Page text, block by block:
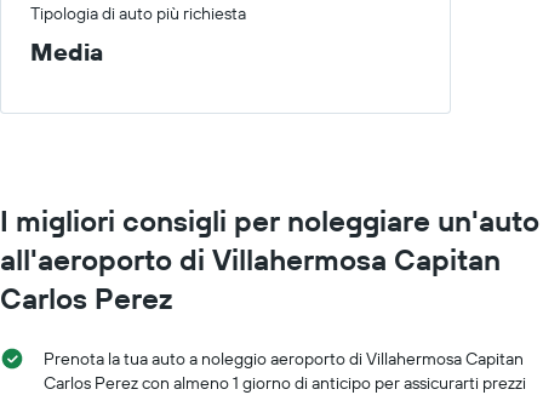
Tipologia di auto più richiesta
Media
I migliori consigli per noleggiare un'auto
all'aeroporto di Villahermosa Capitan
Carlos Perez
Prenota la tua auto a noleggio aeroporto di Villahermosa Capitan
Carlos Perez con almeno 1 giorno di anticipo per assicurarti prezzi